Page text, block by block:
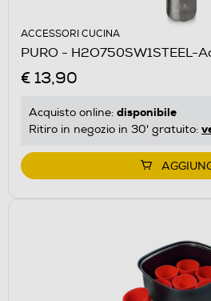
ACCESSORI CUCINA
PURO - H2O750SW1STEEL-
€ 13,90
Acquisto online: disponibile
Ritiro in negozio in 30' gratuito: